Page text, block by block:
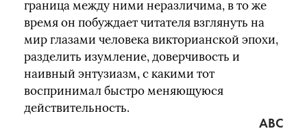
граница между ними неразличима, в то же
время он побуждает читателя взглянуть на
мир глазами человека викторианской эпохи,
разделить изумление, доверчивость и
наивный энтузиазм, с какими тот
воспринимал быстро меняющуюся
действительность.
ABC